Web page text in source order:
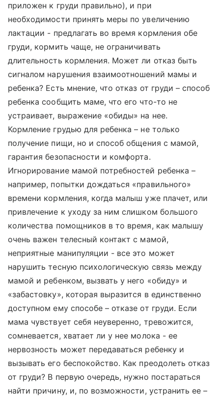
приложен к груди правильно), и при
необходимости принять меры по увеличению
лактации - предлагать во время кормления обе
груди, кормить чаще, не ограничивать
длительность кормления. Может ли отказ быть
сигналом нарушения взаимоотношений мамы и
ребенка? Есть мнение, что отказ от груди – способ
ребенка сообщить маме, что его что-то не
устраивает, выражение «обиды» на нее.
Кормление грудью для ребенка – не только
получение пищи, но и способ общения с мамой,
гарантия безопасности и комфорта.
Игнорирование мамой потребностей ребенка –
например, попытки дождаться «правильного»
времени кормления, когда малыш уже плачет, или
привлечение к уходу за ним слишком большого
количества помощников в то время, как малышу
очень важен телесный контакт с мамой,
неприятные манипуляции - все это может
нарушить тесную психологическую связь между
мамой и ребенком, вызвать у него «обиду» и
«забастовку», которая выразится в единственно
доступном ему способе – отказе от груди. Если
мама чувствует себя неуверенно, тревожится,
сомневается, хватает ли у нее молока - ее
нервозность может передаваться ребенку и
вызывать его беспокойство. Как преодолеть отказ
от груди? В первую очередь, нужно постараться
найти причину, и, по возможности, устранить ее –